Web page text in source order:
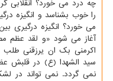
چه درد می خورد؟ انقلابی
را خوب بشناسد و انگیزه
می خورد؟ انگیزه درگیری
آغاز می شود «و لقد عظم
اکرمنی بک ان یرزقنی طلب
سید الشهدا (ع) در قلبش
نمی گردد. نمی تواند در